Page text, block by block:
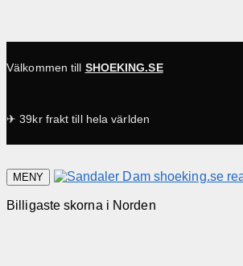
Välkommen till SHOEKING.SE
✈ 39kr frakt till hela världen
MENY
Billigaste skorna i Norden